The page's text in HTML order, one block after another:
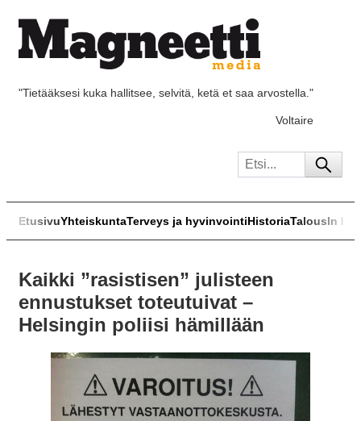
"Tietääksesi kuka hallitsee, selvitä, ketä et saa arvostella."
Voltaire
EtusivuYhteiskuntaTerveys ja hyvinvointiHistoriaTalousIn
Kaikki ”rasistisen” julisteen
ennustukset toteutuivat –
Helsingin poliisi hämillään